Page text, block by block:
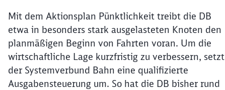
Mit dem Aktionsplan Pünktlichkeit treibt die DB
etwa in besonders stark ausgelasteten Knoten den
planmäßigen Beginn von Fahrten voran. Um die
wirtschaftliche Lage kurzfristig zu verbessern, setzt
der Systemverbund Bahn eine qualifizierte
Ausgabensteuerung um. So hat die DB bisher rund